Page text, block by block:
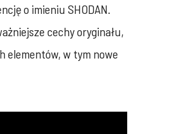
o imieniu SHODAN.
cechy oryginału,
elementów, w tym nowe